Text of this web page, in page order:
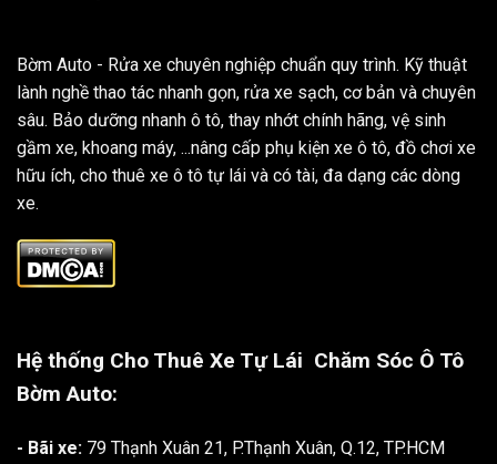
Bờm Auto - Rửa xe chuyên nghiệp chuẩn quy trình. Kỹ thuật
lành nghề thao tác nhanh gọn, rửa xe sạch, cơ bản và chuyên
sâu. Bảo dưỡng nhanh ô tô, thay nhớt chính hãng, vệ sinh
gầm xe, khoang máy, ...nâng cấp phụ kiện xe ô tô, đồ chơi xe
hữu ích, cho thuê xe ô tô tự lái và có tài, đa dạng các dòng
xe.
Hệ thống Cho Thuê Xe Tự Lái Chăm Sóc Ô Tô
Bờm Auto:
- Bãi xe: 79 Thạnh Xuân 21, P.Thạnh Xuân, Q.12, TP.HCM